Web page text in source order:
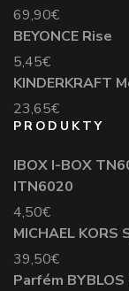
69,90€
BEYONCE Rise
5,45€
KINDERKRAFT
23,65€
PRODUKTY
IBOX I-BOX
ITN6020
4,50€
MICHAEL
39,50€
Parfém